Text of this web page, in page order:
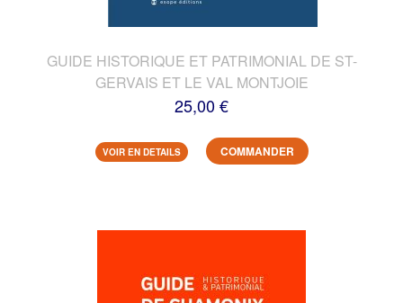
GUIDE HISTORIQUE ET PATRIMONIAL DE ST-
GERVAIS ET LE VAL MONTJOIE
25,00 €
VOIR EN DETAILS COMMANDER